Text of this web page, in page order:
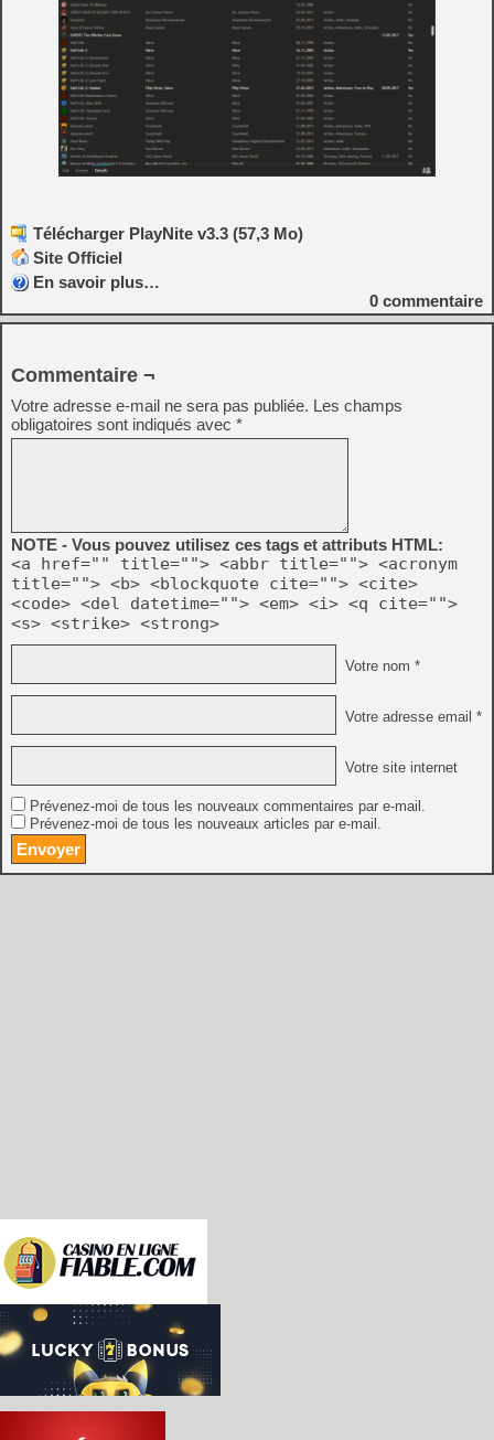
Télécharger PlayNite v3.3 (57,3 Mo)
Site Officiel
En savoir plus…
0 commentaire
Commentaire ¬
Votre adresse e-mail ne sera pas publiée. Les champs
obligatoires sont indiqués avec *
NOTE - Vous pouvez utilisez ces tags et attributs HTML:
<a href="" title=""> <abbr title=""> <acronym
title=""> <b> <blockquote cite=""> <cite>
<code> <del datetime=""> <em> <i> <q cite="">
<s> <strike> <strong>
Votre nom *
Votre adresse email *
Votre site internet
Prévenez-moi de tous les nouveaux commentaires par e-mail.
Prévenez-moi de tous les nouveaux articles par e-mail.